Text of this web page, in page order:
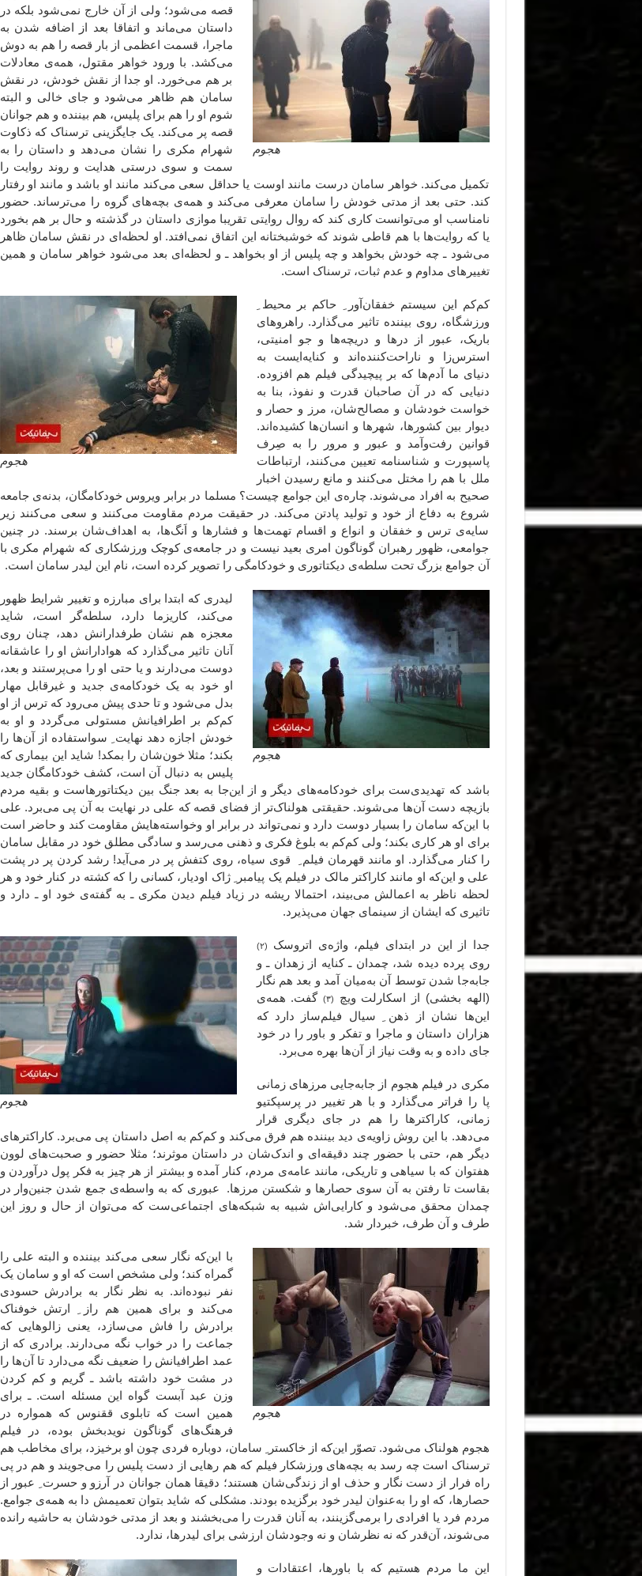
هجوم
قصه می‌شود؛ ولی از آن خارج نمی‌شود بلکه در
داستان می‌ماند و اتفاقا بعد از اضافه شدن به
ماجرا، قسمت اعظمی از بار قصه را هم به دوش
می‌کشد. با ورود خواهر مقتول، همه‌ی معادلات
بر هم می‌خورد. او جدا از نقش خودش، در نقش
سامان هم ظاهر می‌شود و جای خالی و البته
شوم او را هم برای پلیس، هم بیننده و هم جوانان
قصه پر می‌کند. یک جایگزینی ترسناک که ذکاوت
شهرام مکری را نشان می‌دهد و داستان را به
سمت و سوی درستی هدایت و روند روایت را
تکمیل می‌کند. خواهر سامان درست مانند اوست یا حداقل سعی می‌کند مانند او باشد و مانند او رفتار
کند. حتی بعد از مدتی خودش را سامان معرفی می‌کند و همه‌ی بچه‌های گروه را می‌ترساند. حضور
نامناسب او می‌توانست کاری کند که روال روایتی تقریبا موازی داستان در گذشته و حال بر هم بخورد
یا که روایت‌‌ها با هم قاطی شوند که خوشبختانه این اتفاق نمی‌‌افتد. او لحظه‌ای در نقش سامان ظاهر
می‌شود ـ چه خودش بخواهد و چه پلیس از او بخواهد ـ و لحظه‌ای بعد می‌شود خواهر سامان و همین
تغییرهای مداوم و عدم ثبات، ترسناک است.
هجوم
کم‌کم این سیستم خفقان‌آور ِ حاکم بر محیط ِ
ورزشگاه، روی بیننده تاثیر می‌گذارد. راهروهای
باریک، عبور از درها و دریچه‌ها و جو امنیتی،
استرس‌زا و ناراحت‌کننده‌اند و کنایه‌ایست به
دنیای ما آدم‌ها که بر پیچیدگی فیلم هم افزوده.
دنیایی که در آن صاحبان قدرت و نفوذ، بنا به
خواست خودشان و مصالح‌شان، مرز و حصار و
دیوار بین کشورها، شهرها و انسان‌ها کشیده‌اند.
قوانین رفت‌وآمد و عبور و مرور را به صِرف
پاسپورت و شناسنامه تعیین می‌کنند، ارتباطات
ملل با هم را مختل می‌کنند و مانع رسیدن اخبار
صحیح به افراد می‌شوند. چاره‌ی این جوامع چیست؟ مسلما در برابر ویروس خودکامگان، بدنه‌ی جامعه
شروع به دفاع از خود و تولید پادتن می‌کند. در حقیقت مردم مقاومت می‌کنند و سعی می‌کنند زیر
سایه‌ی ترس و خفقان و انواع و اقسام تهمت‌ها و فشارها و اَنگ‌ها، به اهداف‌شان برسند. در چنین
جوامعی، ظهور رهبران گوناگون امری بعید نیست و در جامعه‌ی کوچک ورزشکاری که شهرام مکری با
آن جوامع بزرگ تحت سلطه‌ی دیکتاتوری و خودکامگی را تصویر کرده است، نام این لیدر سامان است.
هجوم
لیدری که ابتدا برای مبارزه و تغییر شرایط ظهور
می‌کند، کاریزما دارد، سلطه‌گر است، شاید
معجزه هم نشان طرفدارانش دهد، چنان روی
آنان تاثیر می‌گذارد که هوادارانش او را عاشقانه
دوست می‌دارند و یا حتی او را می‌پرستند و بعد،
او خود به یک خودکامه‌ی جدید و غیرقابل مهار
بدل می‌شود و تا حدی پیش می‌رود که ترس از او
کم‌کم بر اطرافیانش مستولی می‌گردد و او به
خودش اجازه دهد نهایت ِ سواستفاده از آن‌ها را
بکند؛ مثلا خون‌شان را بمکد! شاید این بیماری که
پلیس به دنبال آن است، کشف خودکامگان جدید
باشد که تهدیدی‌ست برای خودکامه‌های دیگر و از این‌جا به بعد جنگ بین دیکتاتورهاست و بقیه مردم
بازیچه دست آن‌ها می‌شوند. حقیقتی هولناک‌تر از فضای قصه که علی در نهایت به آن پی می‌برد. علی
با این‌که سامان را بسیار دوست دارد و نمی‌تواند در برابر او وخواسته‌هایش مقاومت کند و حاضر است
برای او هر کاری بکند؛ ولی کم‌کم به بلوغ فکری و ذهنی می‌رسد و سادگی مطلق خود در مقابل سامان
را کنار می‌گذارد. او مانند قهرمان فیلم ِ قوی سیاه، روی کتفش پر در می‌آید! رشد کردن پر در پشت
علی و این‌که او مانند کاراکتر مالک در فیلم یک پیامبر ِ ژاک اودیار، کسانی را که کشته در کنار خود و هر
لحظه ناظر به اعمالش می‌بیند، احتمالا ریشه در زیاد فیلم دیدن مکری ـ به گفته‌ی خود او ـ دارد و
تاثیری که ایشان از سینمای جهان می‌پذیرد.
هجوم
جدا از این در ابتدای فیلم، واژه‌ی اتروسک (۲)
روی پرده دیده شد، چمدان ـ کنایه از زهدان ـ و
جابه‌جا شدن توسط آن به‌میان آمد و بعد هم نگار
(الهه بخشی) از اسکارلت ویچ
(۳)
گفت. همه‌ی
این‌ها نشان از ذهن ِ سیال فیلم‌ساز دارد که
هزاران داستان و ماجرا و تفکر و باور را در خود
جای داده و به وقت نیاز از آن‌ها بهره می‌برد.
مکری در فیلم هجوم از جابه‌جایی مرزهای زمانی
پا را فراتر می‌گذارد و با هر تغییر در پرسپکتیو
زمانی، کاراکترها را هم در جای دیگری قرار
می‌دهد. با این روش زاویه‌ی دید بیننده هم فرق می‌کند و کم‌کم به اصل داستان پی می‌برد. کاراکترهای
دیگر هم، حتی با حضور چند دقیقه‌ای‌ و اندک‌شان در داستان موثرند؛ مثلا حضور و صحبت‌های لوون
هفتوان که با سیاهی و تاریکی، مانند عامه‌ی مردم، کنار آمده و بیشتر از هر چیز به فکر پول درآوردن و
بقاست تا رفتن به آن سوی حصارها و شکستن مرزها. عبوری که به واسطه‌ی جمع شدن جنین‌وار در
چمدان محقق می‌شود و کارایی‌اش شبیه به شبکه‌‌های اجتماعی‌ست که می‌توان از حال و روز این
طرف و آن طرف، خبردار شد.
هجوم
با این‌که نگار سعی می‌کند بیننده و البته علی را
گمراه کند؛ ولی مشخص است که او و سامان یک
نفر نبوده‌اند. به نظر نگار به برادرش حسودی
می‌کند و برای همین هم راز ِ ارتش خوفناک
برادرش را فاش می‌سازد، یعنی زالوهایی که
جماعت را در خواب نگه می‌دارند. برادری که از
عمد اطرافیانش را ضعیف نگه می‌دارد تا آن‌ها را
در مشت خود داشته باشد ـ گریم و کم کردن
وزن عبد آبست گواه این مسئله است. ـ برای
همین است که تابلوی ققنوس که همواره در
فرهنگ‌های گوناگون نویدبخش بوده، در فیلم
هجوم هولناک می‌شود. تصوّر این‌که از خاکستر ِ سامان، دوباره فردی چون او برخیزد، برای مخاطب هم
ترسناک است چه رسد به بچه‌های ورزشکار فیلم که هم رهایی از دست پلیس را می‌جویند و هم در پی
راه فرار از دست نگار و حذف او از زندگی‌شان هستند؛ دقیقا همان جوانان در آرزو و حسرت ِ عبور از
حصارها، که او را به‌عنوان لیدر خود برگزیده بودند. مشکلی که شاید بتوان تعمیمش دا به همه‌ی جوامع.
مردم فرد یا افرادی را برمی‌گزینند، به آنان قدرت را می‌بخشند و بعد از مدتی خودشان به حاشیه رانده
می‌شوند، آن‌قدر که نه نظرشان و نه وجودشان ارزشی برای لیدرها، ندارد.
این ما مردم هستیم که با باورها، اعتقادات و